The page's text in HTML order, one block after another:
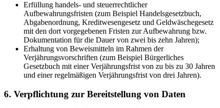
Erfüllung handels- und steuerrechtlicher
Aufbewahrungsfristen (zum Beispiel Handelsgesetzbuch,
Abgabenordnung, Kreditwesengesetz und Geldwäschegesetz
mit den dort vorgegebenen Fristen zur Aufbewahrung bzw.
Dokumentation für die Dauer von zwei bis zehn Jahren);
Erhaltung von Beweismitteln im Rahmen der
Verjährungsvorschriften (zum Beispiel Bürgerliches
Gesetzbuch mit einer Verjährungsfrist von zu bis zu 30 Jahren
und einer regelmäßigen Verjährungsfrist von drei Jahren).
6. Verpflichtung zur Bereitstellung von Daten